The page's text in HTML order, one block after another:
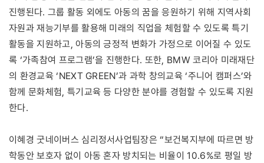
진행된다. 그룹 활동 외에도 아동의 꿈을 응원하기 위해 지역사회
자원과 재능기부를 활용해 미래의 직업을 체험할 수 있도록 특기
활동을 지원하고, 아동의 긍정적 변화가 가정으로 이어질 수 있도
록 ‘가족참여 프로그램’을 진행한다. 또한, BMW 코리아 미래재단
의 환경교육 ‘NEXT GREEN’과 과학 창의교육 ‘주니어 캠퍼스’와
함께 문화체험, 특기교육 등 다양한 분야를 경험할 수 있도록 지원
한다.
이혜경 굿네이버스 심리정서사업팀장은 “보건복지부에 따르면 방
학동안 보호자 없이 아동 혼자 방치되는 비율이 10.6%로 평일 방